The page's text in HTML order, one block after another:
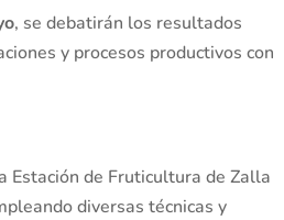
, se debatirán los resultados
y procesos productivos con
Estación de Fruticultura de Zalla
diversas técnicas y